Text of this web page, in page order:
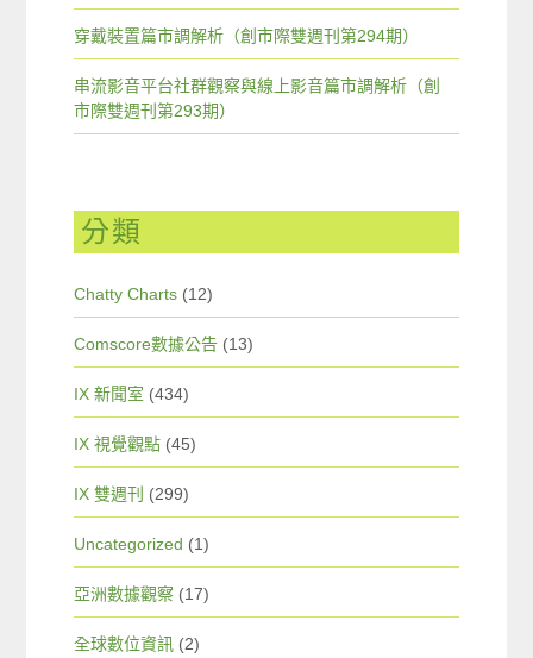
穿戴裝置篇市調解析（創市際雙週刊第294期）
串流影音平台社群觀察與線上影音篇市調解析（創
市際雙週刊第293期）
分類
Chatty Charts (12)
Comscore數據公告 (13)
IX 新聞室 (434)
IX 視覺觀點 (45)
IX 雙週刊 (299)
Uncategorized (1)
亞洲數據觀察 (17)
全球數位資訊 (2)